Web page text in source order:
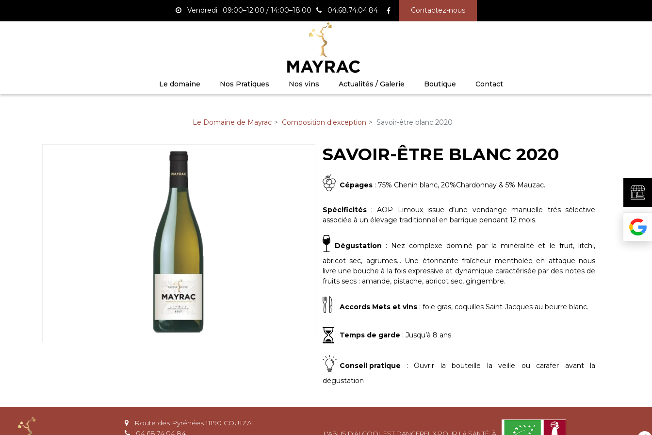
Vendredi : 09:00–12:00 / 14:00–18:00 04.68.74.04.84 Contactez-nous
Le domaine Nos Pratiques Nos vins Actualités / Galerie Boutique Contact
Le Domaine de Mayrac Composition d'exception Savoir-être blanc 2020
SAVOIR-ÊTRE BLANC 2020
Cépages: 75% Chenin blanc, 20%Chardonnay & 5% Mauzac.
Spécificités: AOP Limoux issue d’une vendange manuelle très sélective
associée à un élevage traditionnel en barrique pendant 12 mois.
Dégustation : Nez complexe dominé par la minéralité et le fruit, litchi,
abricot sec, agrumes… Une étonnante fraîcheur mentholée en attaque nous
livre une bouche à la fois expressive et dynamique caractérisée par des notes de
fruits secs : amande, pistache, abricot sec, gingembre.
Accords Mets et vins: foie gras, coquilles Saint-Jacques au beurre blanc.
Temps de garde : Jusqu’à 8 ans
Conseil pratique : Ouvrir la bouteille la veille ou carafer avant la
dégustation
Route des Pyrénées 11190 COUIZA
04.68.74.04.84
L'ABUS D'ALCOOL EST DANGEREUX POUR LA SANTÉ, À